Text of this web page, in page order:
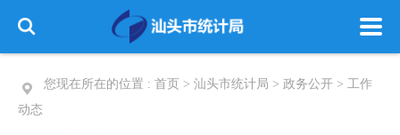
您现在所在的位置 : 首页 > 汕头市统计局 > 政务公开 > 工作
动态